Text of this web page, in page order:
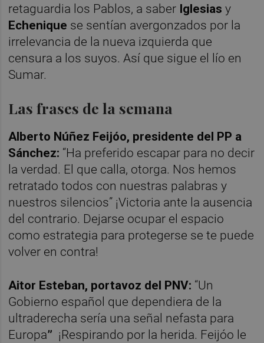
retaguardia los Pablos, a saber Iglesias y
Echenique se sentían avergonzados por la
irrelevancia de la nueva izquierda que
censura a los suyos. Así que sigue el lío en
Sumar.
Las frases de la semana
Alberto Núñez Feijóo, presidente del PP a
Sánchez: “Ha preferido escapar para no decir
la verdad. El que calla, otorga. Nos hemos
retratado todos con nuestras palabras y
nuestros silencios” ¡Victoria ante la ausencia
del contrario. Dejarse ocupar el espacio
como estrategia para protegerse se te puede
volver en contra!
Aitor Esteban, portavoz del PNV: “Un
Gobierno español que dependiera de la
ultraderecha sería una señal nefasta para
Europa” ¡Respirando por la herida. Feijóo le